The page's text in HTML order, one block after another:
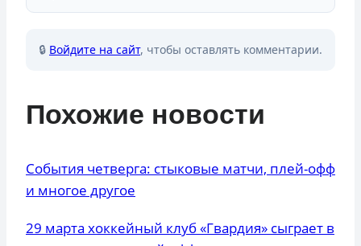
🔒 Войдите на сайт, чтобы оставлять комментарии.
Похожие новости
События четверга: стыковые матчи, плей-офф
и многое другое
29 марта хоккейный клуб «Гвардия» сыграет в